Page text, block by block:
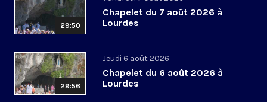
29:50
Chapelet du 7 août 2026 à
Lourdes
29:56
Jeudi 6 août 2026
Chapelet du 6 août 2026 à
Lourdes